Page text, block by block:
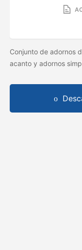
Conjunto de adornos
acanto y adornos